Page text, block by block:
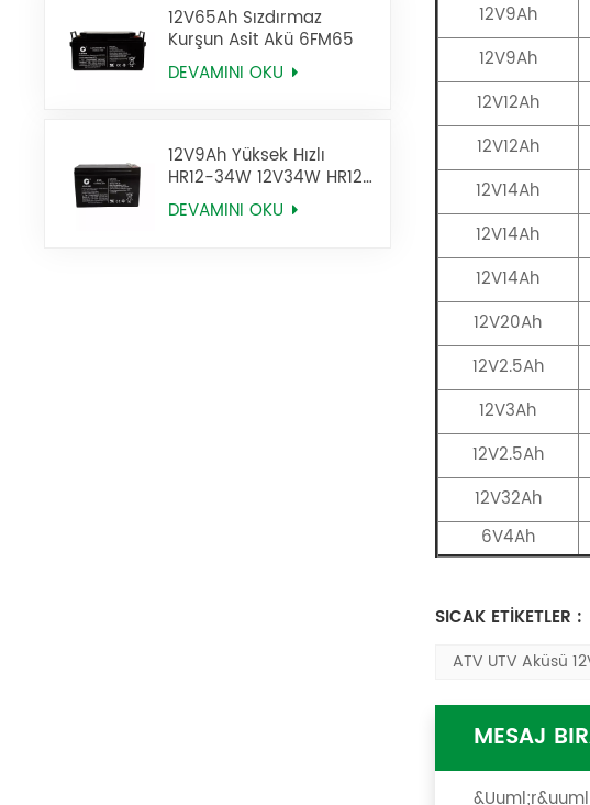
12V65Ah Sızdırmaz
Kurşun Asit Akü 6FM65
DEVAMINI OKU
12V9Ah Yüksek Hızlı
HR12-34W 12V34W HR12-
9 Sla AGM Batarya
DEVAMINI OKU
12V9Ah
12V9Ah
12V12Ah
12V12Ah
12V14Ah
12V14Ah
12V14Ah
12V20Ah
12V2.5Ah
12V3Ah
12V2.5Ah
12V32Ah
6V4Ah
SICAK ETİKETLER :
ATV UTV Aküsü
MESAJ